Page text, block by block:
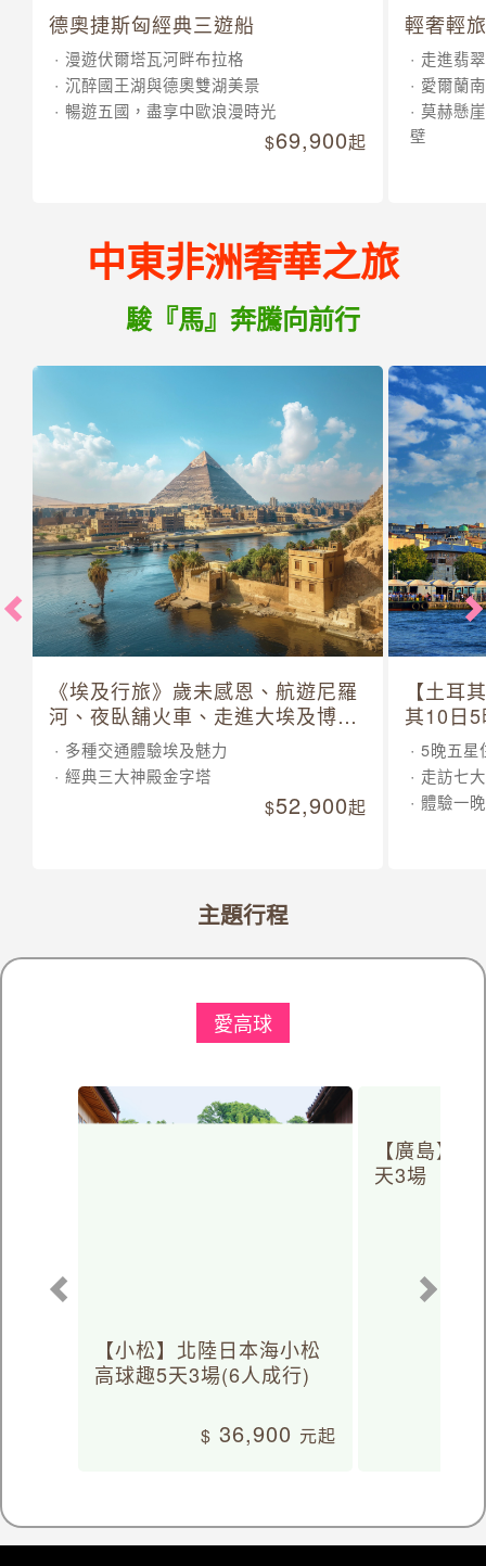
德奧捷斯匈經典三遊船
漫遊伏爾塔瓦河畔布拉格
沉醉國王湖與德奧雙湖美景
暢遊五國，盡享中歐浪漫時光
69,900起
輕奢輕
走進翡
愛爾蘭
莫赫懸
壁
中東非洲奢華之旅
駿『馬』奔騰向前行
《埃及行旅》歲未感恩、航遊尼羅
河、夜臥舖火車、走進大埃及博物
館 10 日
多種交通體驗埃及魅力
經典三大神殿金字塔
52,900起
【土耳
其10日
5晚五星
走訪七
體驗一
愛高球
主題行程
【小松】北陸日本海小松
高球趣5天3場(6人成行)
36,900